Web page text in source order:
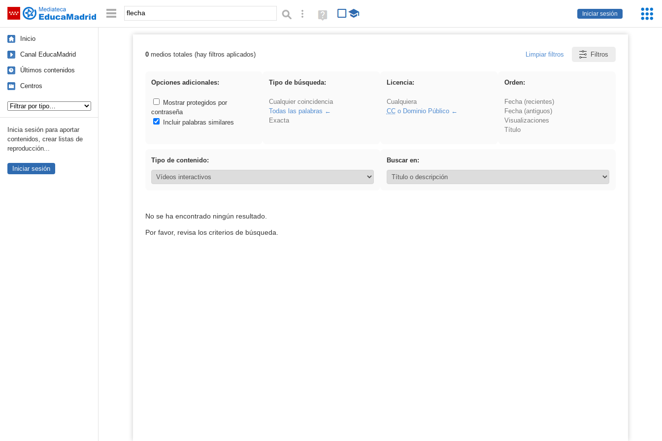
Saltar navegación
Iniciar sesión
Palabra o frase: Búsqueda avanzada
Ayuda
(en
Inicio
Canal EducaMadrid
Últimos contenidos
Centros
Inicia sesión para aportar
contenidos, crear listas de
reproducción...
Iniciar sesión
Resultados de: flecha
0medios totales (hay filtros aplicados) Limpiar filtros Filtros
Opciones adicionales:
Mostrar protegidos por
contraseña
Incluir palabras similares
Tipo de búsqueda:
Cualquier coincidencia
Todas las palabras
Exacta
Licencia:
Cualquiera
CCo Dominio Público
Orden:
Fecha (recientes)
Fecha (antiguos)
Visualizaciones
Título
Tipo de contenido: Buscar en:
No se ha encontrado ningún resultado.
Por favor, revisa los criterios de búsqueda.